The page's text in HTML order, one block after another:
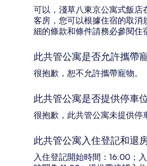
可以，淺草八東京公寓式飯店
客房，您可以根據住宿的取
細的條款和條件請務必參閱住
此共管公寓是否允許攜帶
很抱歉，恕不允許攜帶寵物。
此共管公寓是否提供停車
很抱歉，此共管公寓未提供停
此共管公寓入住登記和退
入住登記開始時間：16:00；